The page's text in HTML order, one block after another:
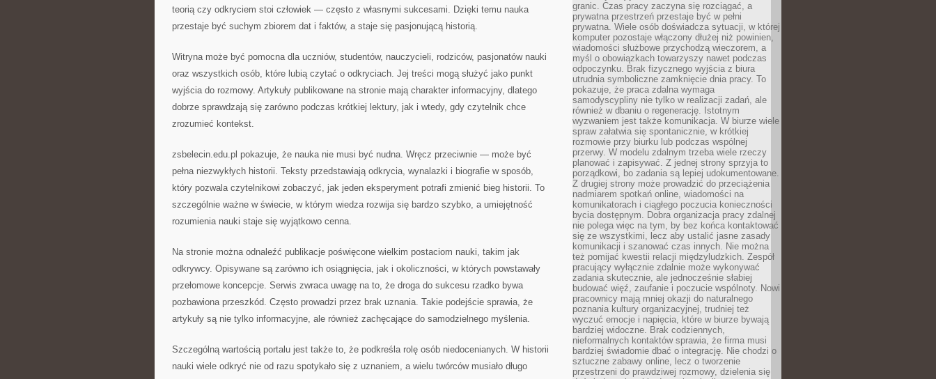
teorią czy odkryciem stoi człowiek — często z własnymi sukcesami. Dzięki temu nauka
przestaje być suchym zbiorem dat i faktów, a staje się pasjonującą historią.
Witryna może być pomocna dla uczniów, studentów, nauczycieli, rodziców, pasjonatów nauki
oraz wszystkich osób, które lubią czytać o odkryciach. Jej treści mogą służyć jako punkt
wyjścia do rozmowy. Artykuły publikowane na stronie mają charakter informacyjny, dlatego
dobrze sprawdzają się zarówno podczas krótkiej lektury, jak i wtedy, gdy czytelnik chce
zrozumieć kontekst.
zsbelecin.edu.pl pokazuje, że nauka nie musi być nudna. Wręcz przeciwnie — może być
pełna niezwykłych historii. Teksty przedstawiają odkrycia, wynalazki i biografie w sposób,
który pozwala czytelnikowi zobaczyć, jak jeden eksperyment potrafi zmienić bieg historii. To
szczególnie ważne w świecie, w którym wiedza rozwija się bardzo szybko, a umiejętność
rozumienia nauki staje się wyjątkowo cenna.
Na stronie można odnaleźć publikacje poświęcone wielkim postaciom nauki, takim jak
odkrywcy. Opisywane są zarówno ich osiągnięcia, jak i okoliczności, w których powstawały
przełomowe koncepcje. Serwis zwraca uwagę na to, że droga do sukcesu rzadko bywa
pozbawiona przeszkód. Często prowadzi przez brak uznania. Takie podejście sprawia, że
artykuły są nie tylko informacyjne, ale również zachęcające do samodzielnego myślenia.
Szczególną wartością portalu jest także to, że podkreśla rolę osób niedocenianych. W historii
nauki wiele odkryć nie od razu spotykało się z uznaniem, a wielu twórców musiało długo
granic. Czas pracy zaczyna się rozciągać, a
prywatna przestrzeń przestaje być w pełni
prywatna. Wiele osób doświadcza sytuacji, w której
komputer pozostaje włączony dłużej niż powinien,
wiadomości służbowe przychodzą wieczorem, a
myśl o obowiązkach towarzyszy nawet podczas
odpoczynku. Brak fizycznego wyjścia z biura
utrudnia symboliczne zamknięcie dnia pracy. To
pokazuje, że praca zdalna wymaga
samodyscypliny nie tylko w realizacji zadań, ale
również w dbaniu o regenerację. Istotnym
wyzwaniem jest także komunikacja. W biurze wiele
spraw załatwia się spontanicznie, w krótkiej
rozmowie przy biurku lub podczas wspólnej
przerwy. W modelu zdalnym trzeba wiele rzeczy
planować i zapisywać. Z jednej strony sprzyja to
porządkowi, bo zadania są lepiej udokumentowane.
Z drugiej strony może prowadzić do przeciążenia
nadmiarem spotkań online, wiadomości na
komunikatorach i ciągłego poczucia konieczności
bycia dostępnym. Dobra organizacja pracy zdalnej
nie polega więc na tym, by bez końca kontaktować
się ze wszystkimi, lecz aby ustalić jasne zasady
komunikacji i szanować czas innych. Nie można
też pomijać kwestii relacji międzyludzkich. Zespół
pracujący wyłącznie zdalnie może wykonywać
zadania skutecznie, ale jednocześnie słabiej
budować więź, zaufanie i poczucie wspólnoty. Nowi
pracownicy mają mniej okazji do naturalnego
poznania kultury organizacyjnej, trudniej też
wyczuć emocje i napięcia, które w biurze bywają
bardziej widoczne. Brak codziennych,
nieformalnych kontaktów sprawia, że firma musi
bardziej świadomie dbać o integrację. Nie chodzi o
sztuczne zabawy online, lecz o tworzenie
przestrzeni do prawdziwej rozmowy, dzielenia się